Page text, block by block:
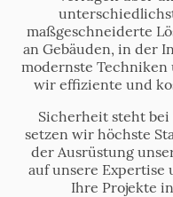
maßgeschneiderte
an Gebäuden, in der
modernste
wir effiziente und
Sicherheit steht bei
setzen wir höchste
der Ausrüstung
auf unsere Expertise
Ihre Projekte